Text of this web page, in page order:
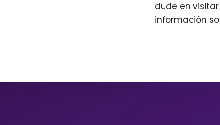
dude en
información